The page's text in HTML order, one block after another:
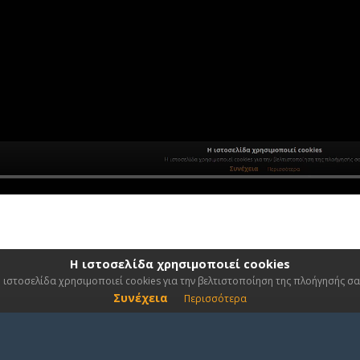
Η ιστοσελίδα χρησιμοποιεί cookies
χρησιμοποιεί cookies για την βελτιστοποίηση της πλοήγησής
Συνέχεια Περισσότερα